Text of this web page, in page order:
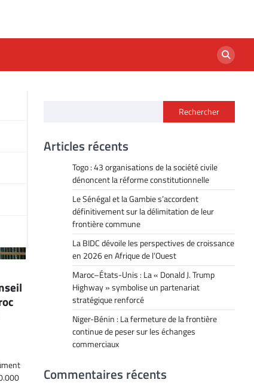
Rechercher
Articles récents
Togo : 43 organisations de la société civile
dénoncent la réforme constitutionnelle
Le Sénégal et la Gambie s’accordent
définitivement sur la délimitation de leur
frontière commune
La BIDC dévoile les perspectives de croissance
en 2026 en Afrique de l’Ouest
Maroc–États-Unis : La « Donald J. Trump
Highway » symbolise un partenariat
stratégique renforcé
Niger-Bénin : La fermeture de la frontière
continue de peser sur les échanges
commerciaux
Commentaires récents